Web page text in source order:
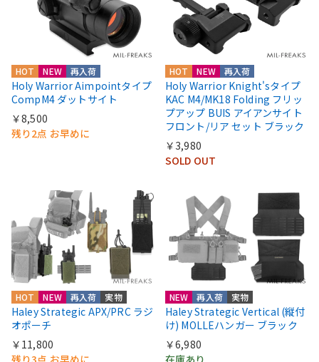
HOT NEW 再入荷
Holy Warrior Aimpointタイプ
CompM4 ダットサイト
￥8,500
残り2点 お早めに
HOT NEW 再入荷
Holy Warrior Knight'sタイプ
KAC M4/MK18 Folding フリッ
プアップ BUIS アイアンサイト
フロント/リア セット ブラック
￥3,980
SOLD OUT
HOT NEW 再入荷 実物
Haley Strategic APX/PRC ラジ
オポーチ
￥11,800
NEW 再入荷 実物
Haley Strategic Vertical (縦付
け) MOLLEハンガー ブラック
￥6,980